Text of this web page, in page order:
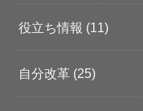
役立ち情報 (11)
自分改革 (25)